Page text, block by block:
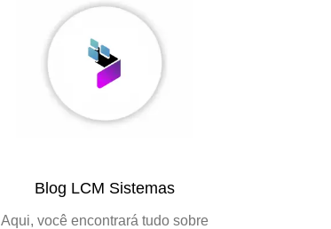
Blog LCM Sistemas
Aqui, você encontrará tudo sobre